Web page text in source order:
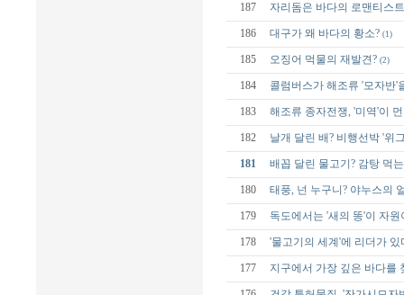
187 자리돔은 바다의 로맨티스
186 대구가 왜 바다의 황소? (1)
185 오징어 먹물의 재발견? (2)
184 콜럼버스가 해조류 '모자반'
183 해조류 종자전쟁, '미역'이
182 날개 달린 배? 비행선박 '위
181 배꼽 달린 물고기? 감탕 먹
180 태풍, 넌 누구니? 야누스의
179 독도에서는 '새의 똥'이 자원
178 '물고기의 세계'에 리더가 있
177 지구에서 가장 깊은 바다를